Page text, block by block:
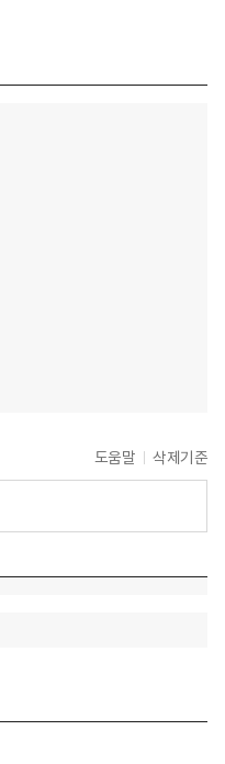
도움말 삭제기준